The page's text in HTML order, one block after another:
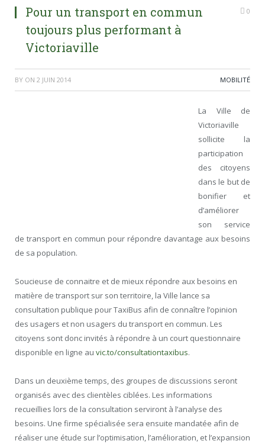
Pour un transport en commun
toujours plus performant à
Victoriaville
0
BY ON 2 JUIN 2014 MOBILITÉ
La Ville de
Victoriaville
sollicite la
participation
des citoyens
dans le but de
bonifier et
d’améliorer
son service
de transport en commun pour répondre davantage aux besoins
de sa population.
Soucieuse de connaitre et de mieux répondre aux besoins en
matière de transport sur son territoire, la Ville lance sa
consultation publique pour TaxiBus afin de connaître l’opinion
des usagers et non usagers du transport en commun. Les
citoyens sont donc invités à répondre à un court questionnaire
disponible en ligne au vic.to/consultationtaxibus.
Dans un deuxième temps, des groupes de discussions seront
organisés avec des clientèles ciblées. Les informations
recueillies lors de la consultation serviront à l’analyse des
besoins. Une firme spécialisée sera ensuite mandatée afin de
réaliser une étude sur l’optimisation, l’amélioration, et l’expansion